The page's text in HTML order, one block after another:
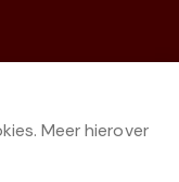
Meer hierover